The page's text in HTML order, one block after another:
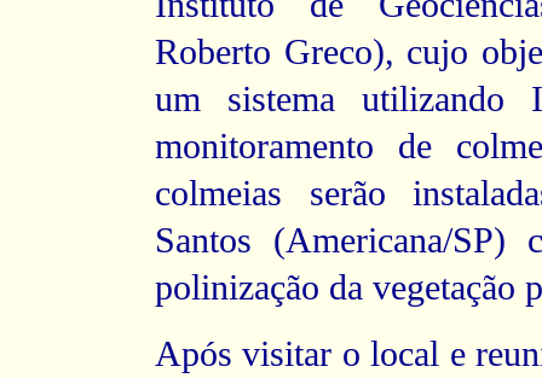
Roberto Greco), cujo
um sistema utilizando
monitoramento de
colmeias serão
Santos (Americana/
polinização da vegetação
Após visitar o local e